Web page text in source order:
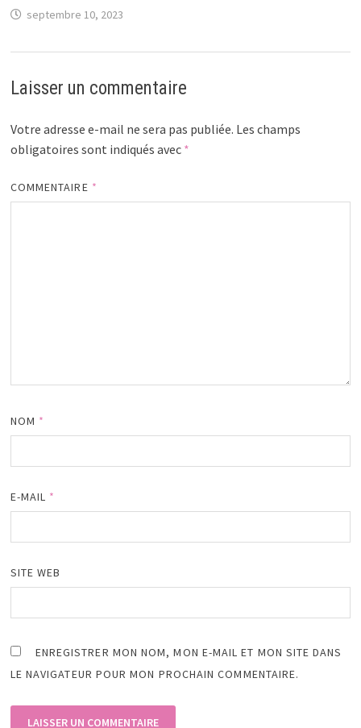
septembre 10, 2023
Laisser un commentaire
Votre adresse e-mail ne sera pas publiée. Les champs
obligatoires sont indiqués avec *
COMMENTAIRE *
NOM *
E-MAIL *
SITE WEB
ENREGISTRER MON NOM, MON E-MAIL ET MON SITE DANS
LE NAVIGATEUR POUR MON PROCHAIN COMMENTAIRE.